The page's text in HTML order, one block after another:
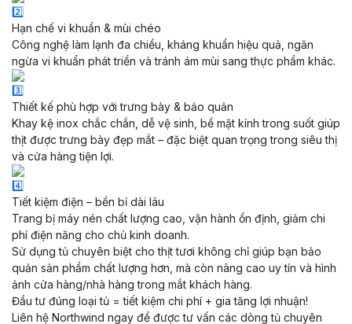
Hạn chế vi khuẩn & mùi chéo
Công nghệ làm lạnh đa chiều, kháng khuẩn hiệu quả, ngăn
ngừa vi khuẩn phát triển và tránh ám mùi sang thực phẩm khác.
Thiết kế phù hợp với trưng bày & bảo quản
Khay kệ inox chắc chắn, dễ vệ sinh, bề mặt kính trong suốt giúp
thịt được trưng bày đẹp mắt – đặc biệt quan trọng trong siêu thị
và cửa hàng tiện lợi.
Tiết kiệm điện – bền bỉ dài lâu
Trang bị máy nén chất lượng cao, vận hành ổn định, giảm chi
phí điện năng cho chủ kinh doanh.
Sử dụng tủ chuyên biệt cho thịt tươi không chỉ giúp bạn bảo
quản sản phẩm chất lượng hơn, mà còn nâng cao uy tín và hình
ảnh cửa hàng/nhà hàng trong mắt khách hàng.
Đầu tư đúng loại tủ = tiết kiệm chi phí + gia tăng lợi nhuận!
Liên hệ Northwind ngay để được tư vấn các dòng tủ chuyên